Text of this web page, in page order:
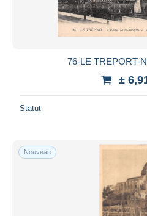
76-LE TREPORT-
±
Statut
Nouveau